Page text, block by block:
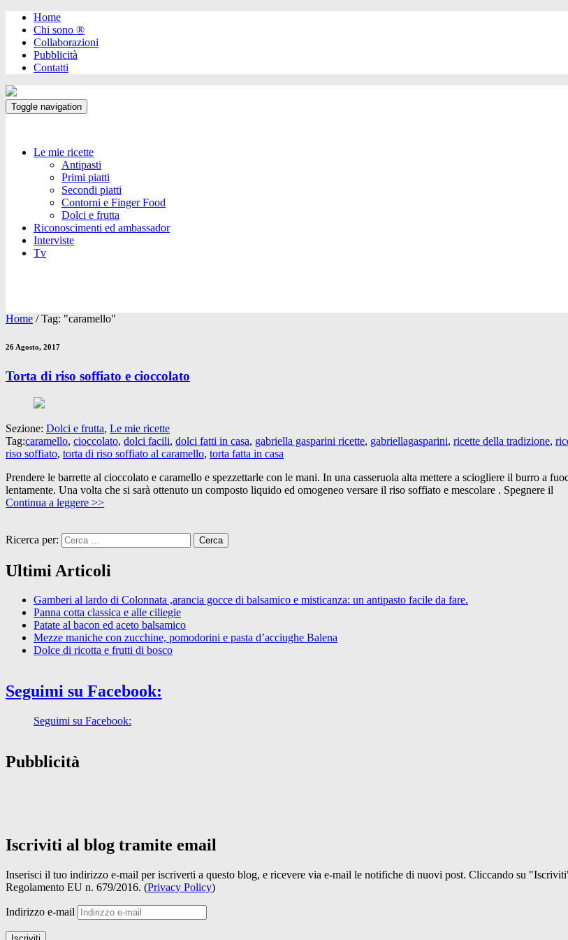
Home
Chi sono ®️
Collaborazioni
Pubblicità
Contatti
Toggle navigation
Le mie ricette
Antipasti
Primi piatti
Secondi piatti
Contorni e Finger Food
Dolci e frutta
Riconoscimenti ed ambassador
Interviste
Tv
Home /Tag: "caramello"
26 Agosto, 2017
Torta di riso soffiato e cioccolato
Sezione: Dolci e frutta, Le mie ricette
Tag:caramello, cioccolato, dolci facili, dolci fatti in casa, gabriella gasparini ricette, gabriellagasparini, ricette della tradizione,
riso soffiato, torta di riso soffiato al caramello, torta fatta in casa
Prendere le barrette al cioccolato e caramello e spezzettarle con le mani. In una casseruola alta mettere a sciogliere il burro a
lentamente. Una volta che si sarà ottenuto un composto liquido ed omogeneo versare il riso soffiato e mescolare . Spegnere il
Continua a leggere >>
Ricerca per:
Ultimi Articoli
Gamberi al lardo di Colonnata ,arancia gocce di balsamico e misticanza: un antipasto facile da fare.
Panna cotta classica e alle ciliegie
Patate al bacon ed aceto balsamico
Mezze maniche con zucchine, pomodorini e pasta d’acciughe Balena
Dolce di ricotta e frutti di bosco
Seguimi su Facebook:
Seguimi su Facebook:
Pubblicità
Iscriviti al blog tramite email
Inserisci il tuo indirizzo e-mail per iscriverti a questo blog, e ricevere via e-mail le notifiche di nuovi post. Cliccando su
Regolamento EU n. 679/2016. (Privacy Policy)
Indirizzo e-mail